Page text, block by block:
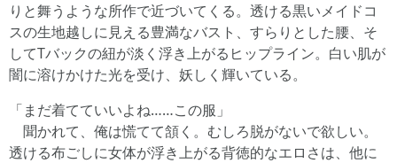
りと舞うような所作で近づいてくる。透ける黒いメイドコ
スの生地越しに見える豊満なバスト、すらりとした腰、そ
してTバックの紐が淡く浮き上がるヒップライン。白い肌が
闇に溶けかけた光を受け、妖しく輝いている。
「まだ着てていいよね……この服」
聞かれて、俺は慌てて頷く。むしろ脱がないで欲しい。
透ける布ごしに女体が浮き上がる背徳的なエロさは、他に